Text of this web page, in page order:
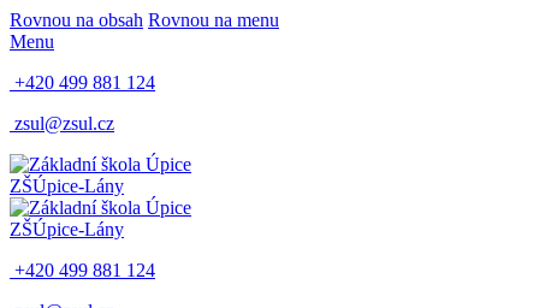
Rovnou na obsah Rovnou na menu
Menu
+420 499 881 124
zsul@zsul.cz
ZŠÚpice-Lány
ZŠÚpice-Lány
+420 499 881 124